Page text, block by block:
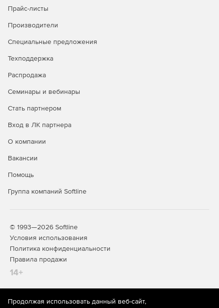
Функции ИКС Стандарт:
Защита сети.
Авторизация пользователей.
Интеграция с DLP и SIEM.
Специальные службы (встроены в
продукт и входят в его стоимость):
Почтовый сервер.
IP-телефония.
Дополнительные модули:
Антивирус Kaspersky.
Антиспам Kaspersky.
Garnet Web Filter - модуль категоризации трафика.
Прайс-листы
Производители
Специальные предложения
Техподдержка
Распродажа
Семинары и вебинары
Стать партнером
Вход в ЛК партнера
О компании
Вакансии
Помощь
Группа компаний Softline
© 1993—2026 Softline
Условия использования
Политика конфиденциальности
Правила продажи
14+
Продолжая использовать данный веб-сайт,